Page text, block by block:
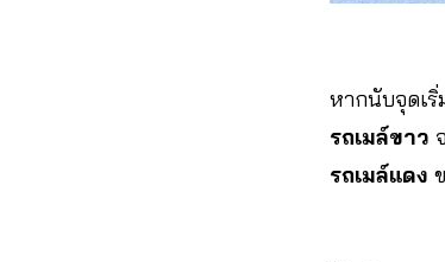
หากนับจุดเริ่
รถเมล์ขาว
รถเมล์แดง